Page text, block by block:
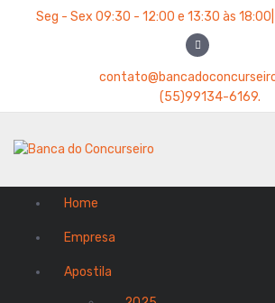
o
Seg - Sex 09:30 - 12:00 e 13:30 às
(55)99134-6169.
Home
Empresa
Apostila